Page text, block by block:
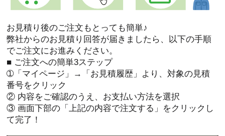
お見積り後のご注文もとっても簡単♪
弊社からのお見積り回答が届きましたら、以下の手順
でご注文にお進みください。
■ ご注文への簡単3ステップ
➀「マイページ」→「お見積履歴」より、対象の見積
番号をクリック
② 内容をご確認のうえ、お支払い方法を選択
③ 画面下部の「上記の内容で注文する」をクリックし
て完了！